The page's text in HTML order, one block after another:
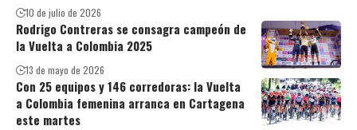
10 de julio de 2026
Rodrigo Contreras se consagra campeón de
la Vuelta a Colombia 2025
13 de mayo de 2026
Con 25 equipos y 146 corredoras: la Vuelta
a Colombia femenina arranca en Cartagena
este martes